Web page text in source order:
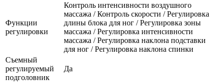
Функции
регулировки
Контроль интенсивности воздушного
массажа / Контроль скорости / Регулировка
длины блока для ног / Регулировка зоны
массажа / Регулировка интенсивности
массажа / Регулировка наклона подставки
для ног / Регулировка наклона спинки
Съемный
регулируемый
подголовник
Да